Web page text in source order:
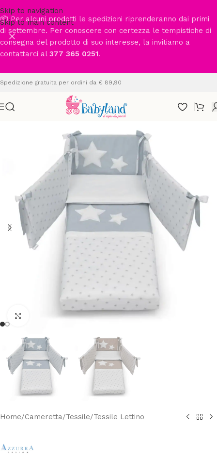
Skip to navigation
Skip to main content
📦 Per alcuni prodotti le spedizioni riprenderanno dai primi
di settembre. Per conoscere con certezza le tempistiche di
consegna del prodotto di suo interesse, la invitiamo a
contattarci al 377 365 0251.
Spedizione gratuita per ordini da € 89,90
Clicca per ingrandire
Home/Cameretta/Tessile/Tessile Lettino